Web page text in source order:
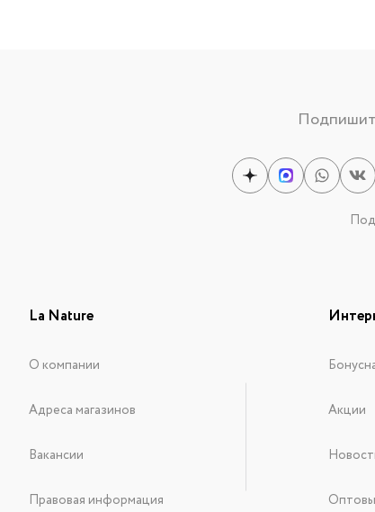
La Nature
О компании
Адреса магазинов
Вакансии
Правовая информация
Акции